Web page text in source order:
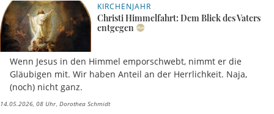
KIRCHENJAHR
Christi Himmelfahrt: Dem Blick des Vaters
entgegen
Wenn Jesus in den Himmel emporschwebt, nimmt er die
Gläubigen mit. Wir haben Anteil an der Herrlichkeit. Naja,
(noch) nicht ganz.
14.05.2026, 08 Uhr Dorothea Schmidt